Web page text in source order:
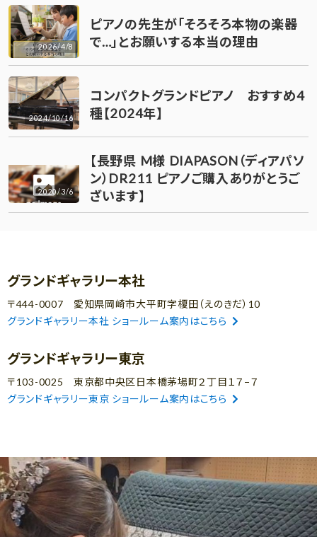
2026/4/8
ピアノの先生が「そろそろ本物の楽器
で…」とお願いする本当の理由
2024/10/16
コンパクトグランドピアノ おすすめ4
種【2024年】
2020/3/6
【長野県 M様 DIAPASON（ディアパソ
ン）DR211 ピアノご購入ありがとうご
ざいます】
グランドギャラリー本社
〒444-0007 愛知県岡崎市大平町字榎田（えのきだ）10
グランドギャラリー本社 ショールーム案内はこちら
グランドギャラリー東京
〒103-0025 東京都中央区日本橋茅場町２丁目１７−７
グランドギャラリー東京 ショールーム案内はこちら